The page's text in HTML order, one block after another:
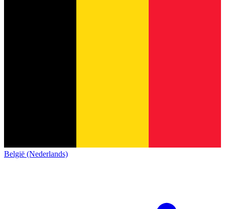
België (Nederlands)